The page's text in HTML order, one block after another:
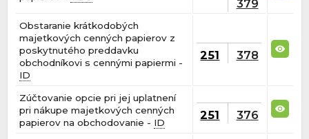
379
Obstaranie krátkodobých
majetkových cenných papierov z
poskytnutého preddavku
obchodníkovi s cennými papiermi -
ID
251 378
Zúčtovanie opcie pri jej uplatnení
pri nákupe majetkových cenných
papierov na obchodovanie - ID
251 376